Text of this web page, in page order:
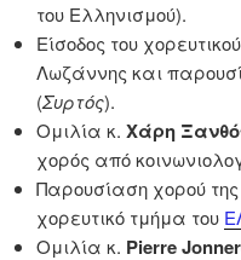
του Ελληνισμού).
Είσοδος του
Λωζάννης και
(Συρτός).
Ομιλία κ. Χάρη
χορός από
Παρουσίαση χορού
χορευτικό τμήμα του
Ομιλία κ. Pierre